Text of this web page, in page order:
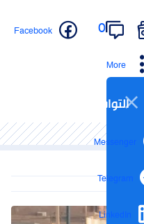
0
Facebook
More
التواصل الاجتماعي
Messenger
Telegram
LinkedIn